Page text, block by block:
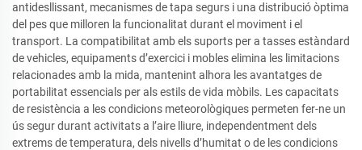
antidesllissant, mecanismes de tapa segurs i una distribució òptima
del pes que milloren la funcionalitat durant el moviment i el
transport. La compatibilitat amb els suports per a tasses estàndard
de vehicles, equipaments d’exercici i mobles elimina les limitacions
relacionades amb la mida, mantenint alhora les avantatges de
portabilitat essencials per als estils de vida mòbils. Les capacitats
de resistència a les condicions meteorològiques permeten fer-ne un
ús segur durant activitats a l’aire lliure, independentment dels
extrems de temperatura, dels nivells d’humitat o de les condicions